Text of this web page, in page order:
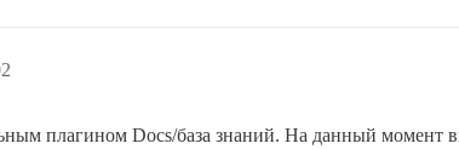
плагином Docs/база знаний. На данный момент